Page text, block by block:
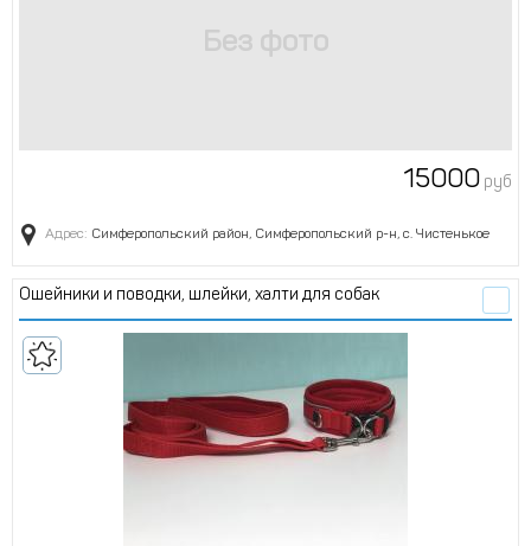
15000 руб
Адрес: Симферопольский район, Симферопольский р-н, с. Чистенькое
Ошейники и поводки, шлейки, халти для собак